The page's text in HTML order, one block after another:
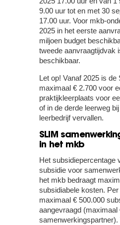
9.00 uur tot en met 30
17.00 uur. Voor mkb-
2025 in het eerste
miljoen budget
tweede aanvraagtijdvak
beschikbaar.
Let op! Vanaf 2025 is de
maximaal € 2.700 voor
praktijkleerplaats voor
of in de derde leerweg
leerbedrijf vervallen.
SLIM
in het mkb
Het subsidiepercentage
subsidie voor
het mkb bedraagt
subsidiabele kosten.
maximaal € 500.000
aangevraagd (maximaal
samenwerkingspartner).